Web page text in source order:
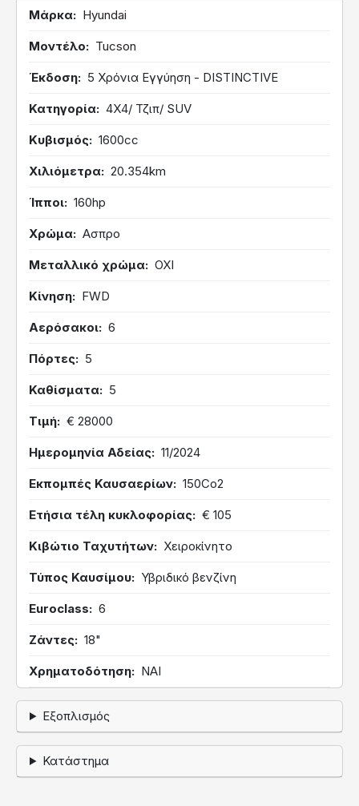
Μάρκα Hyundai
Μοντέλο Tucson
Έκδοση 5 Χρόνια Εγγύηση - DISTINCTIVE
Κατηγορία 4Χ4/ Τζιπ/ SUV
Κυβισμός 1600cc
Χιλιόμετρα 20.354km
Ίπποι 160hp
Χρώμα Ασπρο
Μεταλλικό χρώμα ΟΧΙ
Κίνηση FWD
Αερόσακοι 6
Πόρτες 5
Καθίσματα 5
Τιμή € 28000
Ημερομηνία Αδείας 11/2024
Εκπομπές Καυσαερίων 150Co2
Ετήσια τέλη κυκλοφορίας € 105
Κιβώτιο Ταχυτήτων Χειροκίνητο
Τύπος Καυσίμου Υβριδικό βενζίνη
Euroclass 6
Ζάντες 18"
Χρηματοδότηση ΝΑΙ
Εξοπλισμός
Κατάστημα